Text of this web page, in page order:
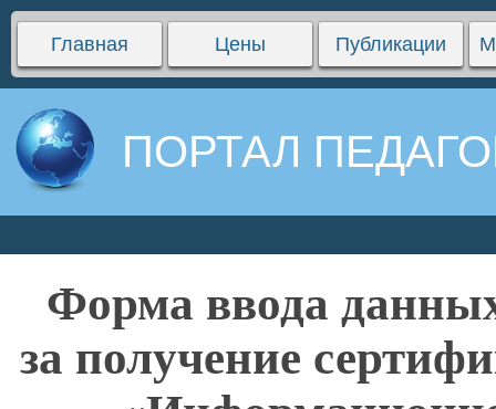
Главная Цены Публикации
ПОРТАЛ
Форма ввода
за получение